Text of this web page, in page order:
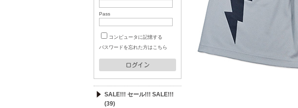
Pass
コンピュータに記憶する
パスワードを忘れた方はこちら
SALE!!! セール!!! SALE!!!
(39)